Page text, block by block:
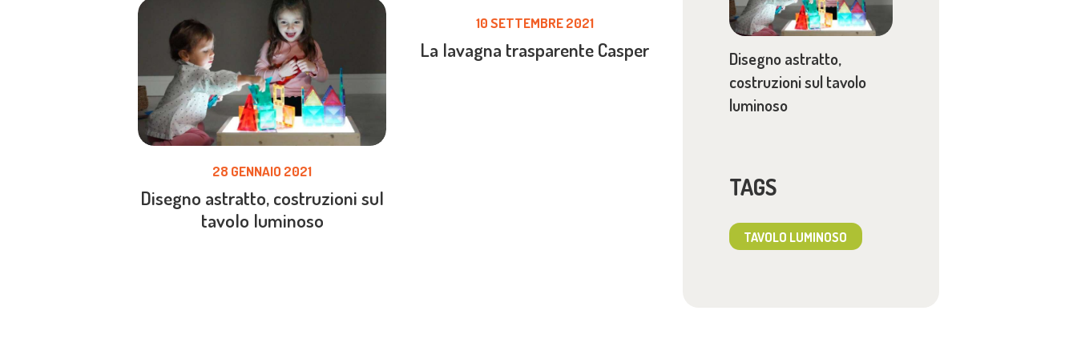
28 GENNAIO 2021
Disegno astratto, costruzioni sul
tavolo luminoso
10 SETTEMBRE 2021
La lavagna trasparente Casper
Disegno astratto,
costruzioni sul tavolo
luminoso
TAGS
TAVOLO LUMINOSO